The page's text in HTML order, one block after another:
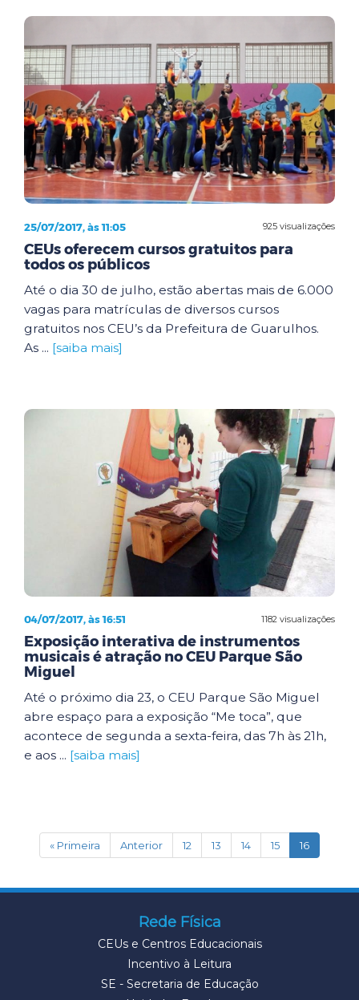
925 visualizações
25/07/2017, às 11:05
CEUs oferecem cursos gratuitos para
todos os públicos
Até o dia 30 de julho, estão abertas mais de 6.000
vagas para matrículas de diversos cursos
gratuitos nos CEU’s da Prefeitura de Guarulhos.
As ... [saiba mais]
1182 visualizações
04/07/2017, às 16:51
Exposição interativa de instrumentos
musicais é atração no CEU Parque São
Miguel
Até o próximo dia 23, o CEU Parque São Miguel
abre espaço para a exposição “Me toca”, que
acontece de segunda a sexta-feira, das 7h às 21h,
e aos ... [saiba mais]
« Primeira Anterior 12 13 14 15 16(current)
Rede Física
CEUs e Centros Educacionais
Incentivo à Leitura
SE - Secretaria de Educação